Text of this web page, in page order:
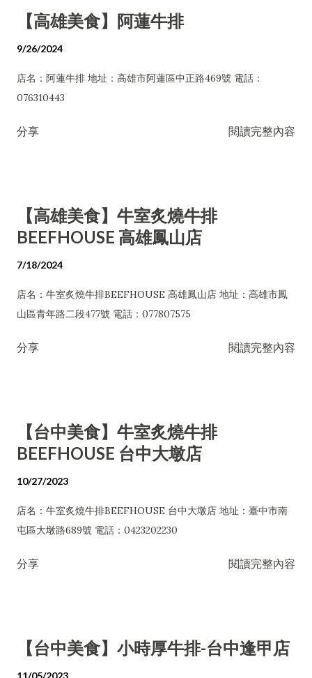
【高雄美食】阿蓮牛排
9/26/2024
店名：阿蓮牛排 地址：高雄市阿蓮區中正路469號 電話：
076310443
分享 閱讀完整內容
【高雄美食】牛室炙燒牛排
BEEFHOUSE 高雄鳳山店
7/18/2024
店名：牛室炙燒牛排BEEFHOUSE 高雄鳳山店 地址：高雄市鳳
山區青年路二段477號 電話：077807575
分享 閱讀完整內容
【台中美食】牛室炙燒牛排
BEEFHOUSE 台中大墩店
10/27/2023
店名：牛室炙燒牛排BEEFHOUSE 台中大墩店 地址：臺中市南
屯區大墩路689號 電話：0423202230
分享 閱讀完整內容
【台中美食】小時厚牛排-台中逢甲店
11/05/2023